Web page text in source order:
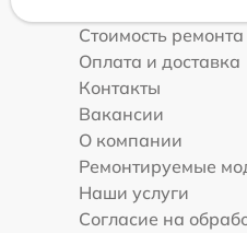
Стоимость ремонта
Оплата и доставка
Контакты
Вакансии
О компании
Ремонтируемые
Наши услуги
Согласие на